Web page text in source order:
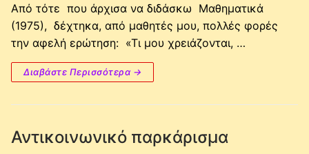
Από τότε που άρχισα να διδάσκω Μαθηματικά
(1975), δέχτηκα, από μαθητές μου, πολλές φορές
την αφελή ερώτηση: «Τι µου χρειάζονται, …
Διαβάστε Περισσότερα →
Αντικοινωνικό παρκάρισμα